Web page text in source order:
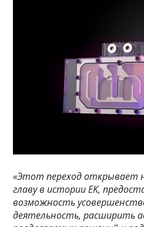
«Этот переход открывает
главу в истории EK,
возможность
деятельность, расширить